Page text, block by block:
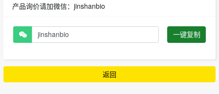
产品询价请加微信：jinshanbio
一键复制
返回